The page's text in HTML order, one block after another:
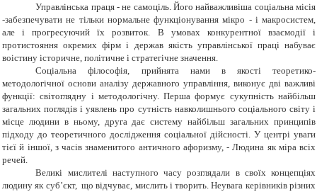
Управлінська праця - не самоціль. Його найважливіша соціальна місія
-забезпечувати не тільки нормальне функціонування мікро - і макросистем,
але і прогресуючий їх розвиток. В умовах конкурентної взаємодії і
протистояння окремих фірм і держав якість управлінської праці набуває
воістину історичне, політичне і стратегічне значення.
Соціальна філософія, прийнята нами в якості теоретико-
методологічної основи аналізу державного управління, виконує дві важливі
функції: світоглядну і методологічну. Перша формує сукупність найбільш
загальних поглядів і уявлень про сутність навколишнього соціального світу і
місце людини в ньому, друга дає систему найбільш загальних принципів
підходу до теоретичного дослідження соціальної дійсності. У центрі уваги
тієї й іншої, з часів знаменитого античного афоризму, - Людина як міра всіх
речей.
Великі мислителі наступного часу розглядали в своїх концепціях
людину як суб’єкт, що відчуває, мислить і творить. Неувага керівників різних